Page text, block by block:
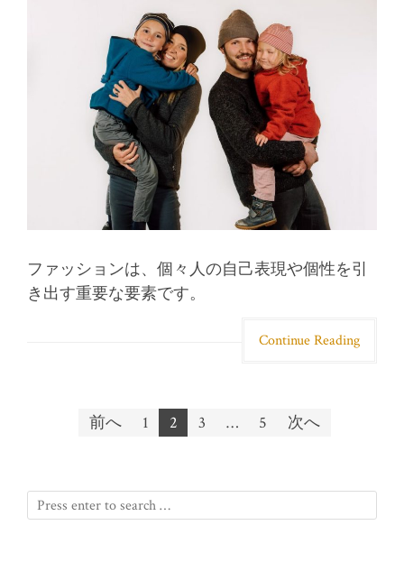
ファッションは、個々人の自己表現や個性を引
き出す重要な要素です。
Continue Reading
投稿ナビゲーション
前へ 1 2 3 … 5 次へ